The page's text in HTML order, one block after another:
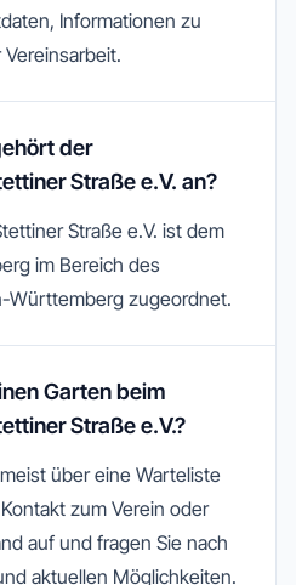
Informationen zu
der
Straße e.V. an?
Straße e.V. ist dem
im Bereich des
Württemberg zugeordnet.
Garten beim
Straße e.V.?
über eine Warteliste
zum Verein oder
auf und fragen Sie nach
aktuellen Möglichkeiten.